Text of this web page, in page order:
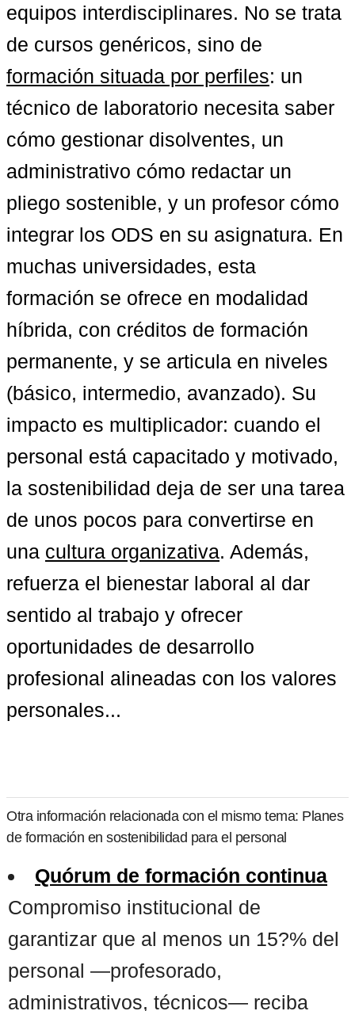
equipos interdisciplinares. No se trata
formación situada por perfiles: un
técnico de laboratorio necesita saber
cómo gestionar disolventes, un
administrativo cómo redactar un
pliego sostenible, y un profesor cómo
integrar los ODS en su asignatura. En
muchas universidades, esta
formación se ofrece en modalidad
híbrida, con créditos de formación
permanente, y se articula en niveles
(básico, intermedio, avanzado). Su
impacto es multiplicador: cuando el
personal está capacitado y motivado,
la sostenibilidad deja de ser una tarea
de unos pocos para convertirse en
una cultura organizativa. Además,
refuerza el bienestar laboral al dar
sentido al trabajo y ofrecer
oportunidades de desarrollo
profesional alineadas con los valores
personales...
Otra información relacionada con el mismo tema: Planes
de formación en sostenibilidad para el personal
Quórum de formación continua
Compromiso institucional de
garantizar que al menos un 15?% del
personal —profesorado,
administrativos, técnicos— reciba